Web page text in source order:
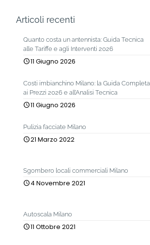
Articoli recenti
Quanto costa un antennista: Guida Tecnica
alle Tariffe e agli Interventi 2026
11 Giugno 2026
Costi imbianchino Milano: la Guida Completa
ai Prezzi 2026 e all’Analisi Tecnica
11 Giugno 2026
Pulizia facciate Milano
21 Marzo 2022
Sgombero locali commerciali Milano
4 Novembre 2021
Autoscala Milano
11 Ottobre 2021